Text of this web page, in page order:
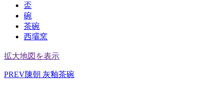
盃
碗
茶碗
西壩窯
拡大地図を表示
PREV陳朝 灰釉茶碗